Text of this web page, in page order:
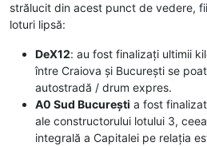
strălucit din acest punct de vedere,
loturi lipsă:
DeX12: au fost finalizați ultimii
între Craiova și București se
autostradă / drum expres.
A0 Sud București a fost
ale constructorului lotului 3,
integrală a Capitalei pe relația